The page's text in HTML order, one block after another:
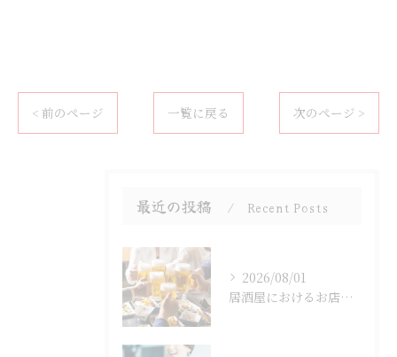
< 前のページ 一覧に戻る 次のページ >
最近の投稿 Recent Posts
2026/08/01
居酒屋におけるお店選びのポイント